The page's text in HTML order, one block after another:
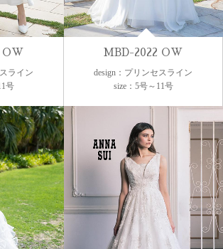
OW
ライン
号
MBD-2022 OW
design：プリンセスライン
size：5号～11号